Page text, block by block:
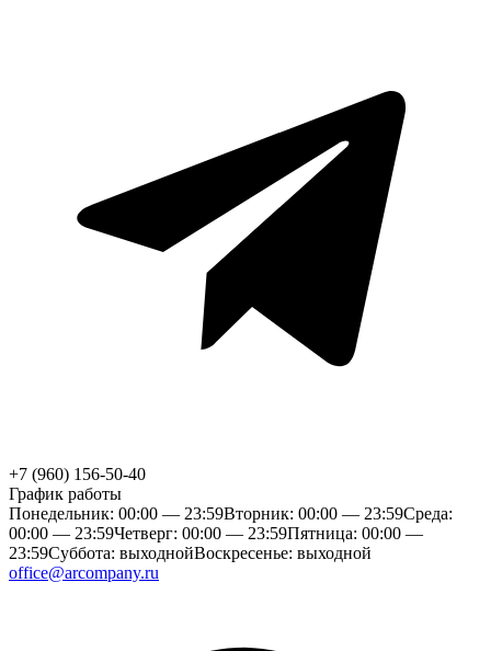
+7 (960) 156-50-40
График работы
Понедельник: 00:00 — 23:59Вторник: 00:00 — 23:59Среда:
00:00 — 23:59Четверг: 00:00 — 23:59Пятница: 00:00 —
23:59Суббота: выходнойВоскресенье: выходной
office@arcompany.ru